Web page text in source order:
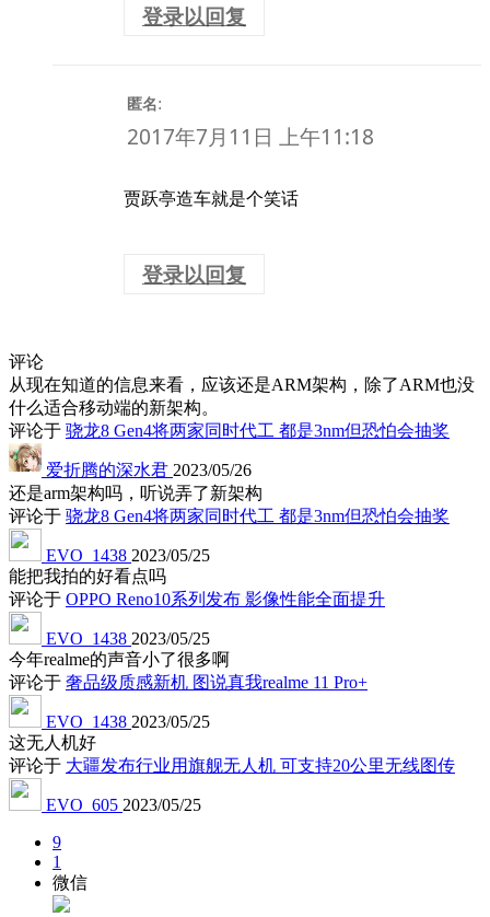
登录以回复
匿名:
2017年7月11日 上午11:18
贾跃亭造车就是个笑话
登录以回复
评论
从现在知道的信息来看，应该还是ARM架构，除了ARM也没
什么适合移动端的新架构。
评论于 骁龙8 Gen4将两家同时代工 都是3nm但恐怕会抽奖
爱折腾的深水君 2023/05/26
还是arm架构吗，听说弄了新架构
评论于 骁龙8 Gen4将两家同时代工 都是3nm但恐怕会抽奖
EVO_1438 2023/05/25
能把我拍的好看点吗
评论于 OPPO Reno10系列发布 影像性能全面提升
EVO_1438 2023/05/25
今年realme的声音小了很多啊
评论于 奢品级质感新机 图说真我realme 11 Pro+
EVO_1438 2023/05/25
这无人机好
评论于 大疆发布行业用旗舰无人机 可支持20公里无线图传
EVO_605 2023/05/25
9
1
微信